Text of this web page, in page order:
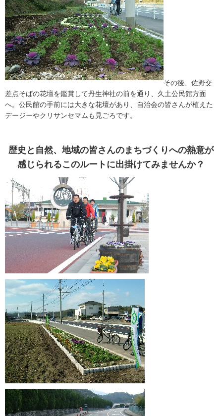
その後、佐野交
差点そばの花壇を鑑賞して丹生神社の前を通り、久土公民館方面
へ。公民館の手前には大きな花壇があり、自治会の皆さんが植えた
デージーやクリサンセマムも見ごろです。
歴史と自然、地域の皆さんのまちづくりへの熱意が
感じられるこのルートに出掛けてみませんか？